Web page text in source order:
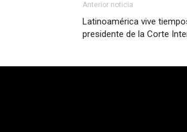
Anterior noticia
Latinoamérica vive
presidente de la Corte